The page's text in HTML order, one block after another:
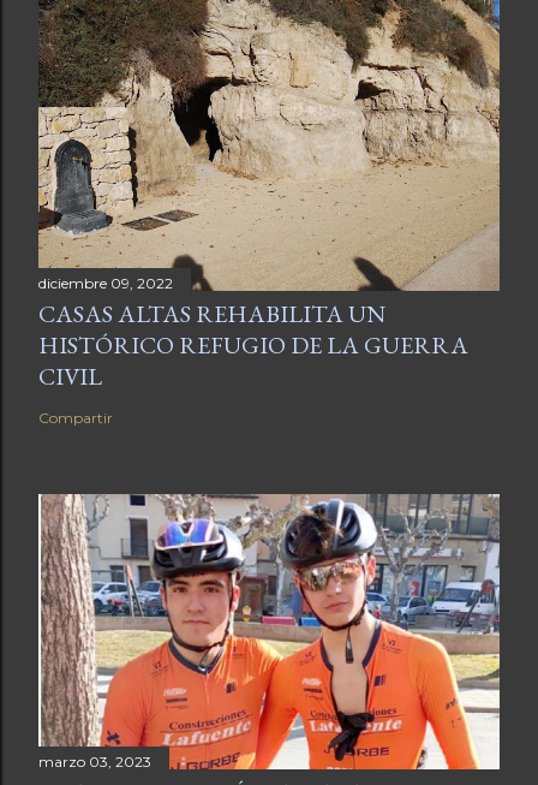
diciembre 09, 2022
CASAS ALTAS REHABILITA UN
HISTÓRICO REFUGIO DE LA GUERRA
CIVIL
Compartir
marzo 03, 2023